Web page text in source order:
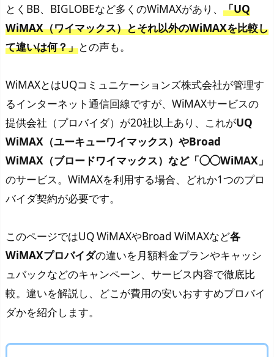
とくBB、BIGLOBEなど多くのWiMAXがあり、 「UQ
WiMAX（ワイマックス）とそれ以外のWiMAXを比較し
て違いは何？」との声も。
WiMAXとはUQコミュニケーションズ株式会社が管理す
るインターネット通信回線ですが、WiMAXサービスの
提供会社（プロバイダ）が20社以上あり、これがUQ
WiMAX（ユーキューワイマックス）やBroad
WiMAX（ブロードワイマックス）など「◯◯WiMAX」
のサービス。WiMAXを利用する場合、どれか1つのプロ
バイダ契約が必要です。
このページではUQ WiMAXやBroad WiMAXなど各
WiMAXプロバイダの違いを月額料金プランやキャッシ
ュバックなどのキャンペーン、サービス内容で徹底比
較。違いを解説し、どこが費用の安いおすすめプロバイ
ダかを紹介します。